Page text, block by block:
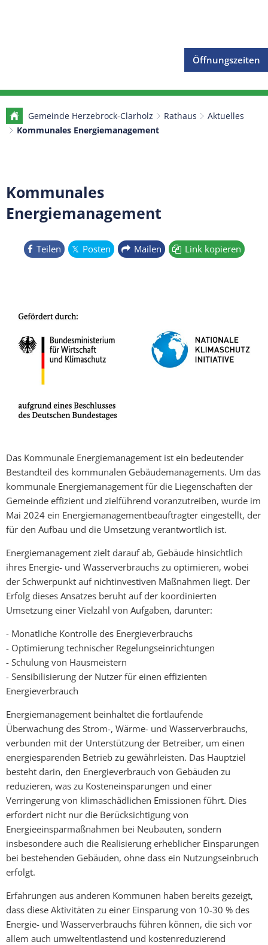
Öffnungszeiten
Gemeinde Herzebrock-Clarholz Rathaus
Aktuelles
Kommunales Energiemanagement
Kommunales
Energiemanagement
Teilen Posten Mailen Link kopieren
Das Kommunale Energiemanagement ist ein bedeutender
Bestandteil des kommunalen Gebäudemanagements. Um das
kommunale Energiemanagement für die Liegenschaften der
Gemeinde effizient und zielführend voranzutreiben, wurde im
Mai 2024 ein Energiemanagementbeauftragter eingestellt, der
für den Aufbau und die Umsetzung verantwortlich ist.
Energiemanagement zielt darauf ab, Gebäude hinsichtlich
ihres Energie- und Wasserverbrauchs zu optimieren, wobei
der Schwerpunkt auf nichtinvestiven Maßnahmen liegt. Der
Erfolg dieses Ansatzes beruht auf der koordinierten
Umsetzung einer Vielzahl von Aufgaben, darunter:
- Monatliche Kontrolle des Energieverbrauchs
- Optimierung technischer Regelungseinrichtungen
- Schulung von Hausmeistern
- Sensibilisierung der Nutzer für einen effizienten
Energieverbrauch
Energiemanagement beinhaltet die fortlaufende
Überwachung des Strom-, Wärme- und Wasserverbrauchs,
verbunden mit der Unterstützung der Betreiber, um einen
energiesparenden Betrieb zu gewährleisten. Das Hauptziel
besteht darin, den Energieverbrauch von Gebäuden zu
reduzieren, was zu Kosteneinsparungen und einer
Verringerung von klimaschädlichen Emissionen führt. Dies
erfordert nicht nur die Berücksichtigung von
Energieeinsparmaßnahmen bei Neubauten, sondern
insbesondere auch die Realisierung erheblicher Einsparungen
bei bestehenden Gebäuden, ohne dass ein Nutzungseinbruch
erfolgt.
Erfahrungen aus anderen Kommunen haben bereits gezeigt,
dass diese Aktivitäten zu einer Einsparung von 10-30 % des
Energie- und Wasserverbrauchs führen können, die sich vor
allem auch umweltentlastend und kostenreduzierend